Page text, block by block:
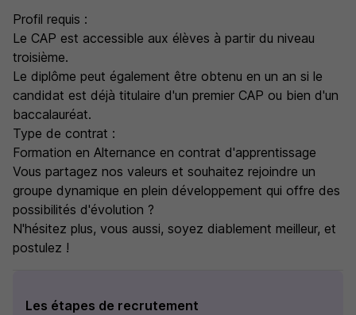
Profil requis :
Le CAP est accessible aux élèves à partir du niveau
troisième.
Le diplôme peut également être obtenu en un an si le
candidat est déjà titulaire d'un premier CAP ou bien d'un
baccalauréat.
Type de contrat :
Formation en Alternance en contrat d'apprentissage
Vous partagez nos valeurs et souhaitez rejoindre un
groupe dynamique en plein développement qui offre des
possibilités d'évolution ?
N'hésitez plus, vous aussi, soyez diablement meilleur, et
postulez !
Les étapes de recrutement